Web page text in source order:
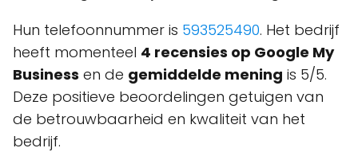
Hun telefoonnummer is 593525490. Het bedrijf
heeft momenteel 4 recensies op Google My
Business en de gemiddelde mening is 5/5.
Deze positieve beoordelingen getuigen van
de betrouwbaarheid en kwaliteit van het
bedrijf.